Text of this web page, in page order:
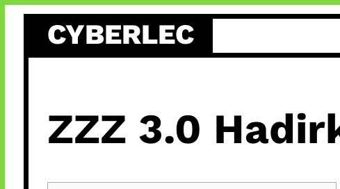
content
CYBERLEC
ZZZ 3.0